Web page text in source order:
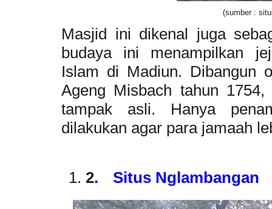
(sumber :
Masjid ini dikenal juga
budaya ini menampilkan
Islam di Madiun. Dibangun
Ageng Misbach tahun
tampak asli. Hanya
dilakukan agar para jamaah
2. Situs Nglambangan